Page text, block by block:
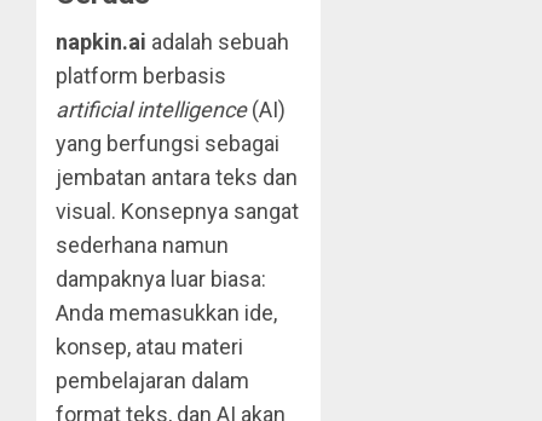
napkin.ai adalah sebuah
platform berbasis
artificial intelligence(AI)
yang berfungsi sebagai
jembatan antara teks dan
visual. Konsepnya sangat
sederhana namun
dampaknya luar biasa:
Anda memasukkan ide,
konsep, atau materi
pembelajaran dalam
format teks, dan AI akan